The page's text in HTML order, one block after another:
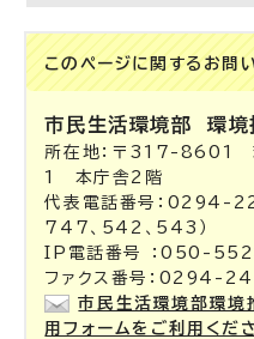
このページに関する お問
市民生活環境部環境
所在地：〒317-8601
1 本庁舎2階
代表電話番号：0294-
747、542、543）
IP電話番号 ：050-
ファクス番号：0294-
市民生活環境部環境
用フォームをご利用くださ